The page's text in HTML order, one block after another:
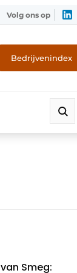
Volg ons op
Bedrijvenindex
Smeg: